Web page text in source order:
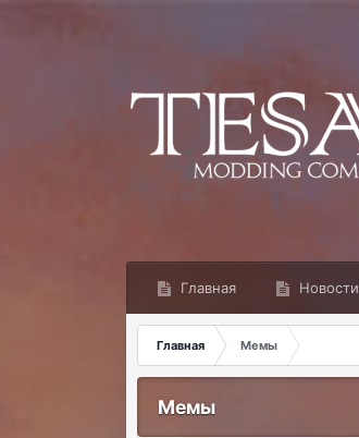
Главная Новости
Главная
Мемы
Мемы